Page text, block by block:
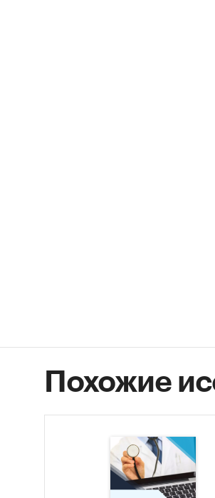
Похожие